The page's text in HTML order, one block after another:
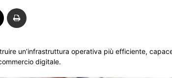
un’infrastruttura operativa più efficiente,
digitale.